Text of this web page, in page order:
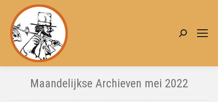
Zoeken:
Maandelijkse Archieven mei 2022